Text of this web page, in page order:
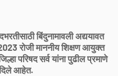
बिंदुनामावली अद्ययावत
रोजी माननीय शिक्षण आयुक्त
परिषद सर्व यांना पुढील प्रमाणे
दिले आहेत.